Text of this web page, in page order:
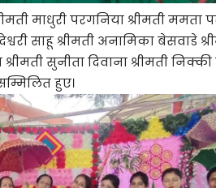
माधुरी परगनिया श्रीमती ममता
साहू श्रीमती अनामिका बेसवाडे
सुनीता दिवाना श्रीमती
हुए।